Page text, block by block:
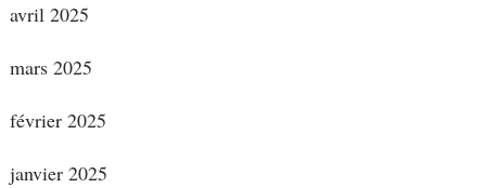
avril 2025
mars 2025
février 2025
janvier 2025